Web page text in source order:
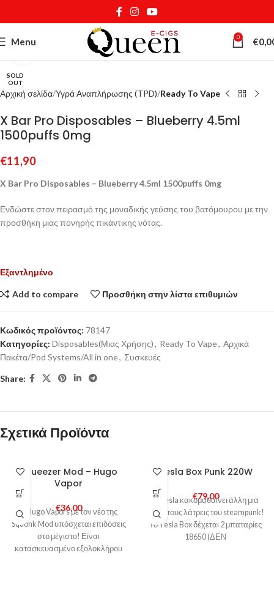
Menu 0 €
SOLD
OUT
Κάντε κλικ για μεγέθυνση
Αρχική σελίδα Υγρά Αναπλήρωσης (TPD) Ready To Vape
X Bar Pro Disposables – Blueberry 4.5ml
1500puffs 0mg
€11,90
X Bar Pro Disposables – Blueberry 4.5ml 1500puffs 0mg
Ενδώστε στον πειρασμό της μοναδικής γεύσης του βατόμουρου με την
προσθήκη μιας πονηρής πικάντικης νότας.
Εξαντλημένο
Add to compare Προσθήκη στην λίστα επιθυμιών
Κωδικός προϊόντος: 78147
Κατηγορίες: Disposables(Μιας Χρήσης), Ready To Vape, Αρχικά
Πακέτα/Pod Systems/All in one, Συσκευές
Share:
Σχετικά Προϊόντα
SOLD
OUTSqueezer Mod – Hugo
Vapor
€36,00
Η Hugo Vapors με τον νέο της
Squonk Mod υπόσχεται επιδόσεις
στο μέγιστο! Είναι
κατασκευασμένο εξολοκλήρου
SOLD
OUTTesla Box Punk 220W
€79,00
Η Tesla κακομαθαίνει άλλη μια
φορά τους λάτρεις του steampunk!
Το Tesla Box δέχεται 2 μπαταρίες
18650 (ΔΕΝ